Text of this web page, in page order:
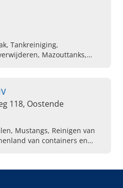
Tankreiniging,
Mazouttanks,
118, Oostende
Mustangs, Reinigen van
van containers en
expert in kraan